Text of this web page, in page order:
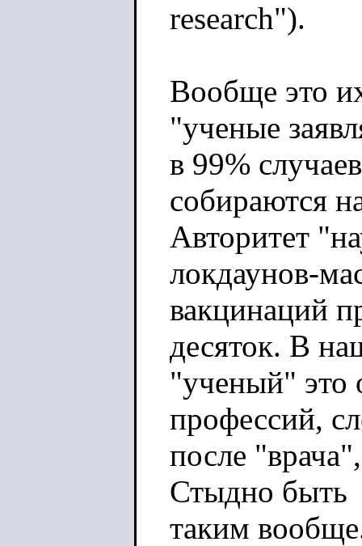
research").
Вообще это
"ученые
в 99%
собираются
Авторитет
локдаунов-
вакцинаций
десяток. В
"ученый" это
профессий,
после
Стыдно быть
таким